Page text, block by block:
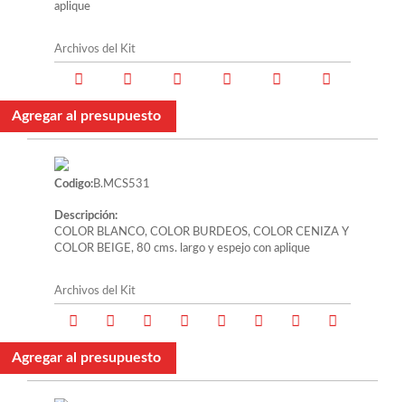
aplique
Archivos del Kit
Agregar al presupuesto
Codigo:B.MCS531
Descripción:
COLOR BLANCO, COLOR BURDEOS, COLOR CENIZA Y
COLOR BEIGE, 80 cms. largo y espejo con aplique
Archivos del Kit
Agregar al presupuesto